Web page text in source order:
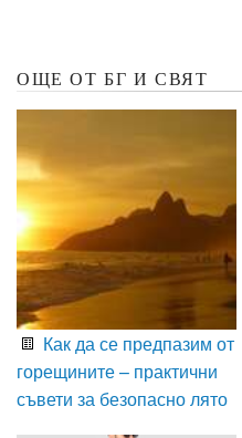
ОЩЕ ОТ БГ И СВЯТ
Как да се предпазим от
горещините – практични
съвети за безопасно лято